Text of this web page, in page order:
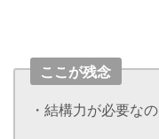
ここが残念
・結構力が必要な